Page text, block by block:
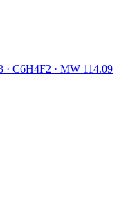
· C6H4F2 · MW 114.09